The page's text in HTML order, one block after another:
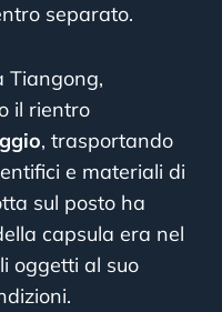
separato.
Tiangong,
il rientro
, trasportando
e materiali di
sul posto ha
capsula era nel
oggetti al suo